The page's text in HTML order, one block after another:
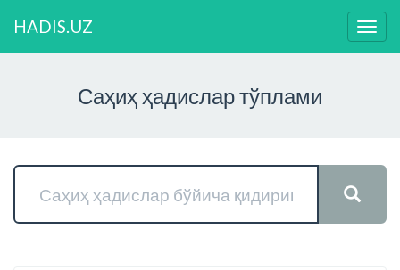
HADIS.UZ
Саҳиҳ ҳадислар тўплами